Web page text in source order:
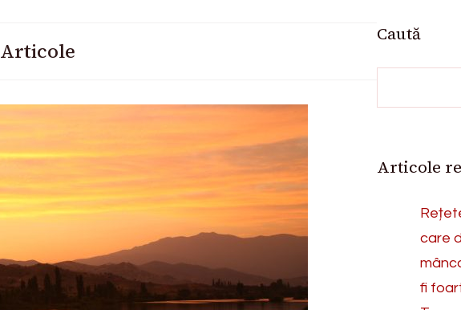
Articole
Caută
Articole
care
fi